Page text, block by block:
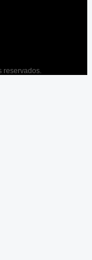
reservados.